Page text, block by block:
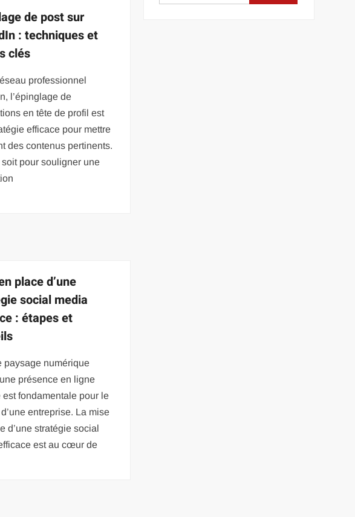
de post sur
: techniques et
clés
professionnel
l’épinglage de
en tête de profil est
efficace pour mettre
des contenus pertinents.
soit pour souligner une
place d’une
social media
: étapes et
paysage numérique
présence en ligne
est fondamentale pour le
entreprise. La mise
d’une stratégie social
est au cœur de